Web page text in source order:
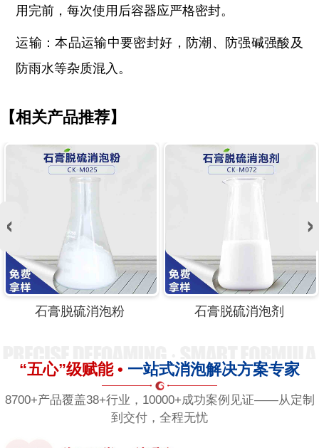
用完前，每次使用后容器应严格密封。
运输：本品运输中要密封好，防潮、防强碱强酸及
防雨水等杂质混入。
【相关产品推荐】
石膏脱硫消泡粉 石膏脱硫消泡剂
“五心”级赋能 • 一站式消泡解决方案专家
8700+产品覆盖38+行业，10000+成功案例见证——从定制
到交付，全程无忧